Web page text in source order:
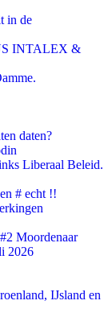
in de
INTALEX &
daten?
Liberaal Beleid.
# echt !!
Moordenaar
2026
IJsland en